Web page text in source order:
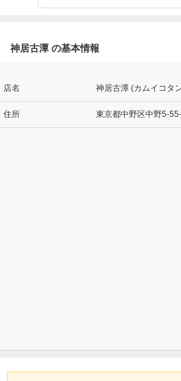
神居古潭 の基本情報
店名 神居古潭 (カムイコタ
住所 東京都中野区中野5-